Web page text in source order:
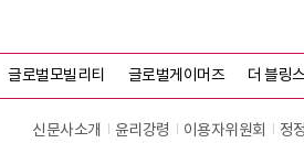
글로벌모빌리티 글로벌게이머즈 더 블링
신문사소개 윤리강령 이용자위원회 정